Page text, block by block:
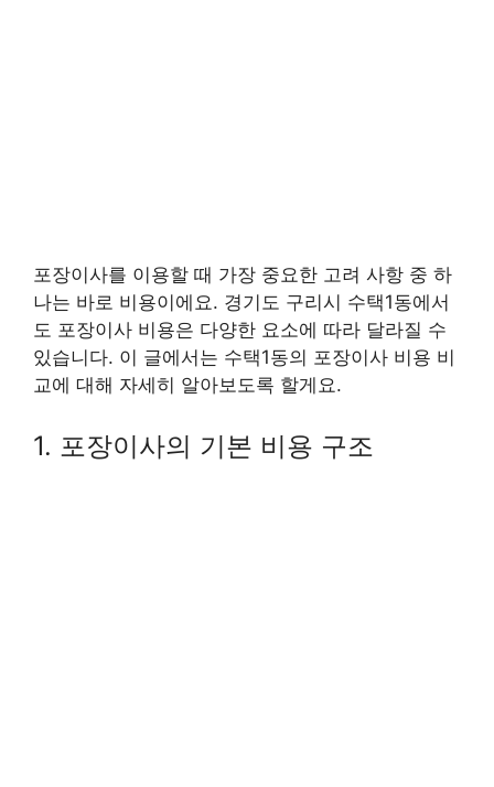
포장이사를 이용할 때 가장 중요한 고려 사항 중 하
나는 바로 비용이에요. 경기도 구리시 수택1동에서
도 포장이사 비용은 다양한 요소에 따라 달라질 수
있습니다. 이 글에서는 수택1동의 포장이사 비용 비
교에 대해 자세히 알아보도록 할게요.
1. 포장이사의 기본 비용 구조